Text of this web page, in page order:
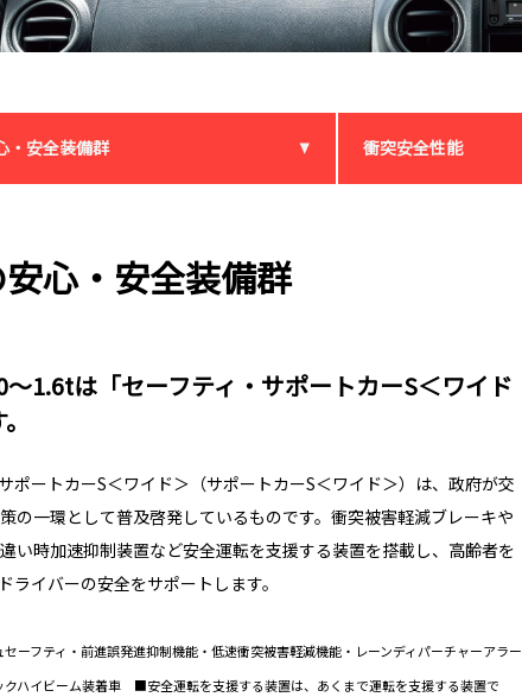
・安全装備群 衝突安全性能
心・安全装備群
〜1.6tは「セーフティ・サポートカーS＜ワイド
ポートカーS＜ワイド＞（サポートカーS＜ワイド＞）は、政府が交
の一環として普及啓発しているものです。衝突被害軽減ブレーキや
い時加速抑制装置など安全運転を支援する装置を搭載し、高齢者を
ライバーの安全をサポートします。
ーフティ・前進誤発進抑制機能・低速衝突被害軽減機能・レーンディパーチャーアラー
クハイビーム装着車 ■安全運転を支援する装置は、あくまで運転を支援する装置で